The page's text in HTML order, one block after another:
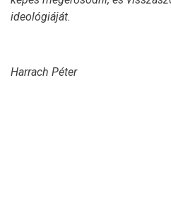
ideológiáját.
Harrach Péter